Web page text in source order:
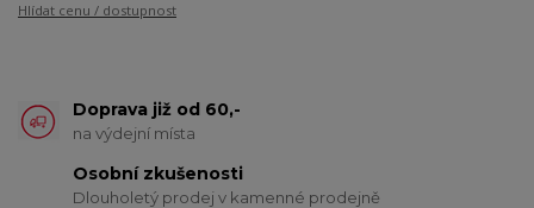
Hlídat cenu / dostupnost
Doprava již od 60,-
na výdejní místa
Osobní zkušenosti
Dlouholetý prodej v kamenné prodejně